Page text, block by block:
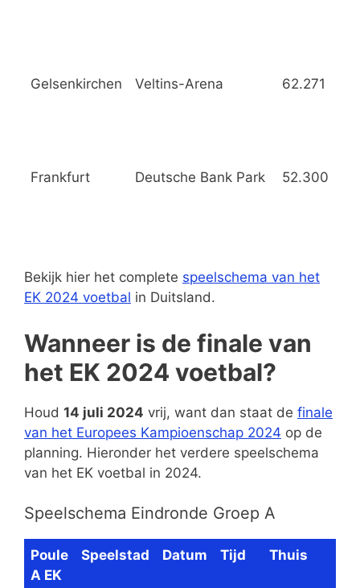
Gelsenkirchen Veltins-Arena 62.271
Frankfurt Deutsche Bank Park 52.300
Bekijk hier het complete speelschema van het
EK 2024 voetbal in Duitsland.
Wanneer is de finale van
het EK 2024 voetbal?
Houd 14 juli 2024 vrij, want dan staat de finale
van het Europees Kampioenschap 2024 op de
planning. Hieronder het verdere speelschema
van het EK voetbal in 2024.
Speelschema Eindronde Groep A
Poule
A EK
Speelstad Datum Tijd Thuis